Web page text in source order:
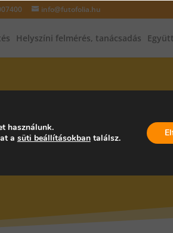
info@futofolia.hu
Helyszíni felmérés, tanácsadás
INFRAPANEL,
használunk.
a süti beállításokbantalálsz.